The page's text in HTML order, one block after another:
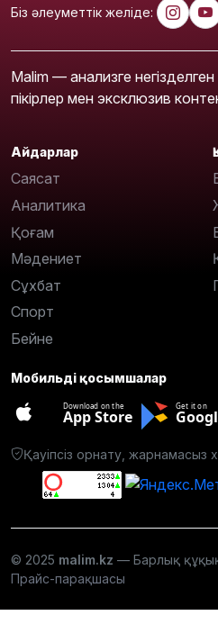
Біз әлеуметтік желіде:
Malim — анализге
пікірлер мен эксклюзив
Айдарлар
Саясат
Аналитика
Қоғам
Мәдениет
Сұхбат
Спорт
Бейне
Мобильді қосымшалар
Download on the
App Store
Get it on
Қауіпсіз орнату, жарнамасыз
© 2025 malim.kz — Барлық
Прайс-парақшасы